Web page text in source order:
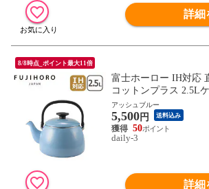
詳細
8/8時点_ポイント最大11倍
富士ホーロー IH対応
コットンプラス 2.5L
ー CTP-2.5K.AB やか
otton Pulus FUJIHORO
0円加算】 fuj618-1
アッシュブルー
5,500円 送料込み
50
daily-3
詳細